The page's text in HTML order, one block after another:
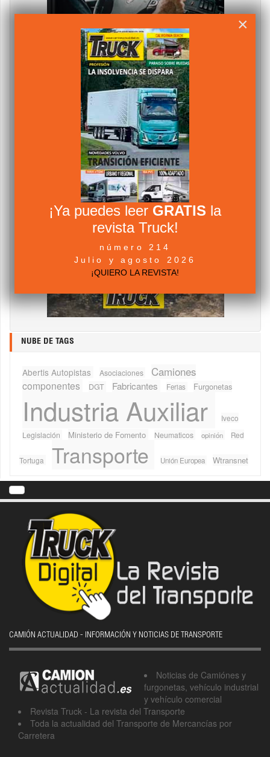
NUBE DE TAGS
Abertis Autopistas Asociaciones Camiones
componentes DGT Fabricantes Ferias Furgonetas
Industria Auxiliar
Iveco
Legislación
Ministerio de Fomento Neumaticos opinión Red
Tortuga Transporte Unión Europea Wtransnet
CAMIÓN ACTUALIDAD - INFORMACIÓN Y NOTICIAS DE TRANSPORTE
Noticias de Camiónes y
furgonetas, vehículo industrial
y vehículo comercial
Revista Truck - La revista del Transporte
Toda la actualidad del Transporte de Mercancías por
Carretera
×
¡Ya puedes leer GRATIS la
revista Truck!
número 214
Julio y agosto 2026
¡QUIERO LA REVISTA!